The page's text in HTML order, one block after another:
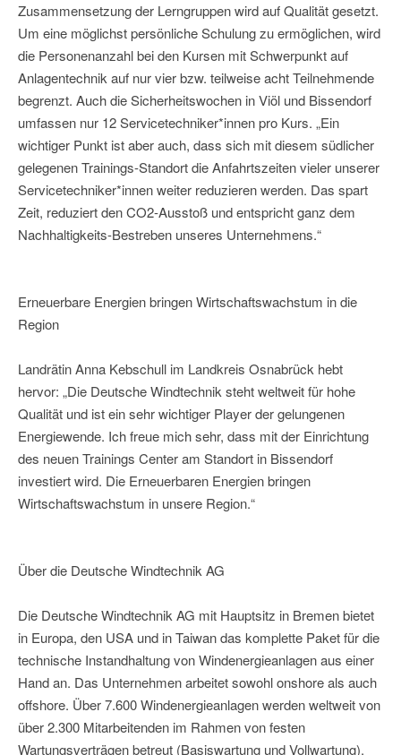
Zusammensetzung der Lerngruppen wird auf Qualität gesetzt.
Um eine möglichst persönliche Schulung zu ermöglichen, wird
die Personenanzahl bei den Kursen mit Schwerpunkt auf
Anlagentechnik auf nur vier bzw. teilweise acht Teilnehmende
begrenzt. Auch die Sicherheitswochen in Viöl und Bissendorf
umfassen nur 12 Servicetechniker*innen pro Kurs. „Ein
wichtiger Punkt ist aber auch, dass sich mit diesem südlicher
gelegenen Trainings-Standort die Anfahrtszeiten vieler unserer
Servicetechniker*innen weiter reduzieren werden. Das spart
Zeit, reduziert den CO2-Ausstoß und entspricht ganz dem
Nachhaltigkeits-Bestreben unseres Unternehmens.“
Erneuerbare Energien bringen Wirtschaftswachstum in die
Region
Landrätin Anna Kebschull im Landkreis Osnabrück hebt
hervor: „Die Deutsche Windtechnik steht weltweit für hohe
Qualität und ist ein sehr wichtiger Player der gelungenen
Energiewende. Ich freue mich sehr, dass mit der Einrichtung
des neuen Trainings Center am Standort in Bissendorf
investiert wird. Die Erneuerbaren Energien bringen
Wirtschaftswachstum in unsere Region.“
Über die Deutsche Windtechnik AG
Die Deutsche Windtechnik AG mit Hauptsitz in Bremen bietet
in Europa, den USA und in Taiwan das komplette Paket für die
technische Instandhaltung von Windenergieanlagen aus einer
Hand an. Das Unternehmen arbeitet sowohl onshore als auch
offshore. Über 7.600 Windenergieanlagen werden weltweit von
über 2.300 Mitarbeitenden im Rahmen von festen
Wartungsverträgen betreut (Basiswartung und Vollwartung).